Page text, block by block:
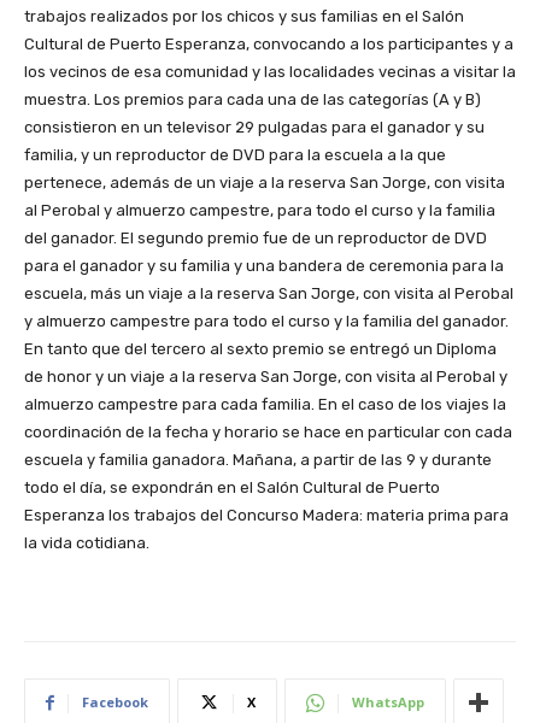
trabajos realizados por los chicos y sus familias en el Salón
Cultural de Puerto Esperanza, convocando a los participantes y a
los vecinos de esa comunidad y las localidades vecinas a visitar la
muestra. Los premios para cada una de las categorías (A y B)
consistieron en un televisor 29 pulgadas para el ganador y su
familia, y un reproductor de DVD para la escuela a la que
pertenece, además de un viaje a la reserva San Jorge, con visita
al Perobal y almuerzo campestre, para todo el curso y la familia
del ganador. El segundo premio fue de un reproductor de DVD
para el ganador y su familia y una bandera de ceremonia para la
escuela, más un viaje a la reserva San Jorge, con visita al Perobal
y almuerzo campestre para todo el curso y la familia del ganador.
En tanto que del tercero al sexto premio se entregó un Diploma
de honor y un viaje a la reserva San Jorge, con visita al Perobal y
almuerzo campestre para cada familia. En el caso de los viajes la
coordinación de la fecha y horario se hace en particular con cada
escuela y familia ganadora. Mañana, a partir de las 9 y durante
todo el día, se expondrán en el Salón Cultural de Puerto
Esperanza los trabajos del Concurso Madera: materia prima para
la vida cotidiana.
Facebook X WhatsApp